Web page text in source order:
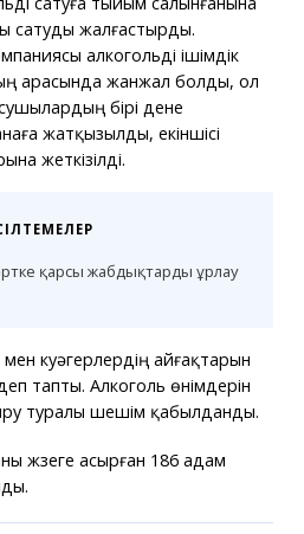
сатуды жалғастырды.
алкогольді ішімдік
арасында жанжал болды, ол
бірі дене
жатқызылды, екіншісі
жеткізілді.
қарсы жабдықтарды ұрлау
куәгерлердің айғақтарын
деп тапты. Алкоголь өнімдерін
туралы шешім қабылданды.
жүзеге асырған 186 адам